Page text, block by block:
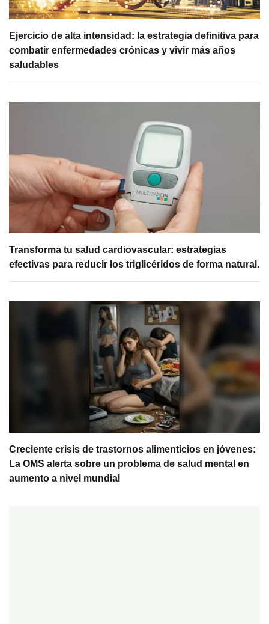
Ejercicio de alta intensidad: la estrategia definitiva para
combatir enfermedades crónicas y vivir más años
saludables
Transforma tu salud cardiovascular: estrategias
efectivas para reducir los triglicéridos de forma natural.
Creciente crisis de trastornos alimenticios en jóvenes:
La OMS alerta sobre un problema de salud mental en
aumento a nivel mundial